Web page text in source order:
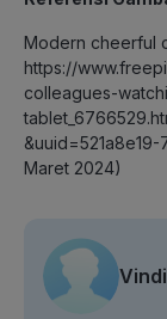
Modern cheerful
https://
colleagues-
Maret 2024)